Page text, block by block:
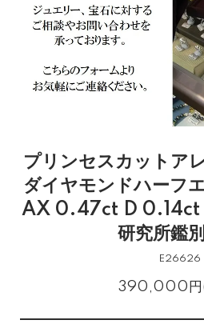
プリンセスカットア
ダイヤモンドハーフ
AX 0.47ct D 0.14ct
研究所鑑
E26626
390,000円(